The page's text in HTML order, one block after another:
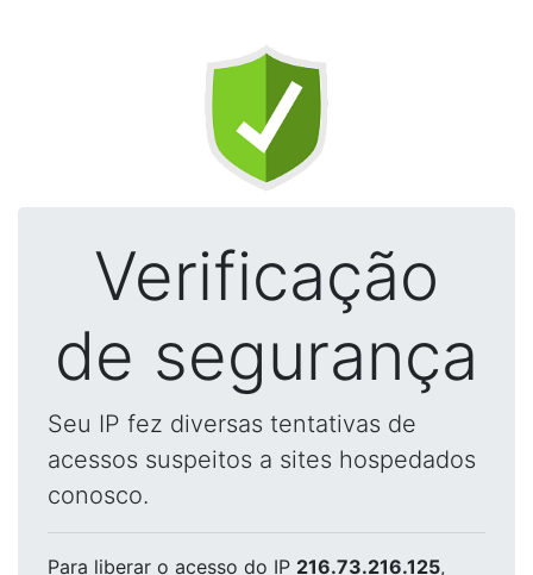
Verificação
de segurança
Seu IP fez diversas tentativas de
acessos suspeitos a sites hospedados
conosco.
Para liberar o acesso do IP 216.73.216.125,